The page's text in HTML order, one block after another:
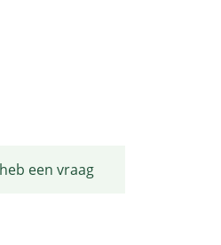
een vraag